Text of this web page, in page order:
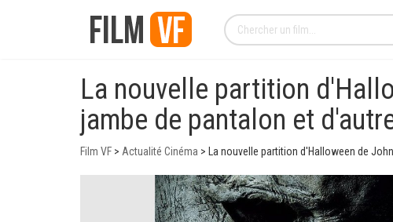
La nouvelle partition
jambe de pantalon et
Film VF > Actualité Cinéma > La nouvelle partition d'Halloween de